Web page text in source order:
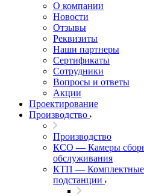
О компании
Новости
Отзывы
Реквизиты
Наши партнеры
Сертификаты
Сотрудники
Вопросы и ответы
Акции
Проектирование
Производство
Производство
КСО — Камеры
обслуживания
КТП — Комплектные
подстанции